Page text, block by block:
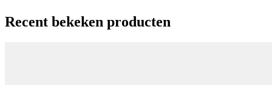
Recent bekeken producten